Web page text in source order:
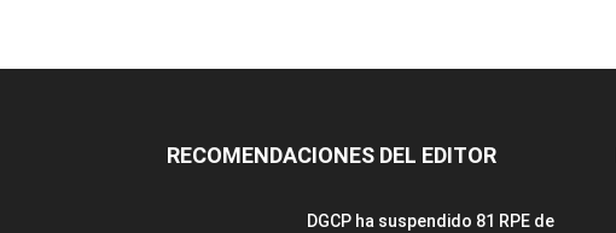
RECOMENDACIONES DEL EDITOR
DGCP ha suspendido 81 RPE de